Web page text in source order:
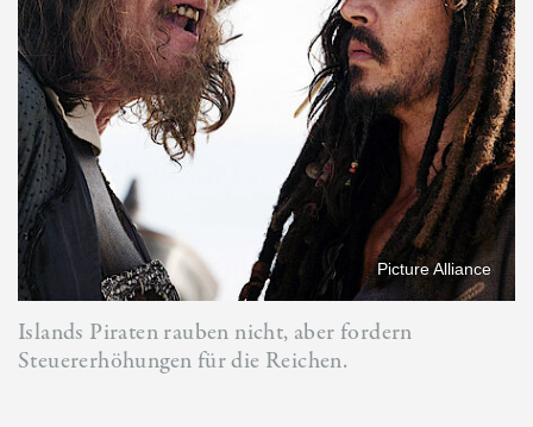
Picture Alliance
Islands Piraten rauben nicht, aber fordern
Steuererhöhungen für die Reichen.